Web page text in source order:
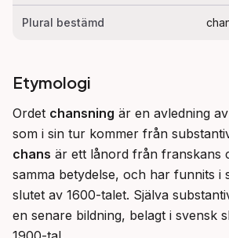
Plural bestämd
Etymologi
Ordet chansning är en avledning
som i sin tur kommer från
chans är ett lånord från franskans
samma betydelse, och har funnits i
slutet av 1600-talet. Själva
en senare bildning, belagt i svensk